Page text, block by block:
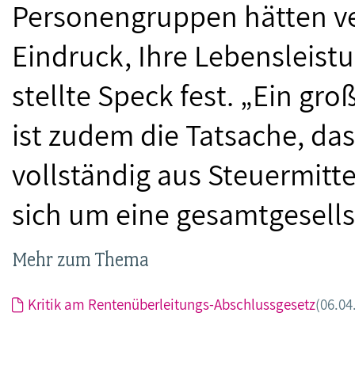
Personengruppen hätten
Eindruck, Ihre
stellte Speck fest. „Ein
ist zudem die Tatsache,
vollständig aus
sich um eine
Mehr zum Thema
Kritik am Rentenüberleitungs-Abschlussgesetz